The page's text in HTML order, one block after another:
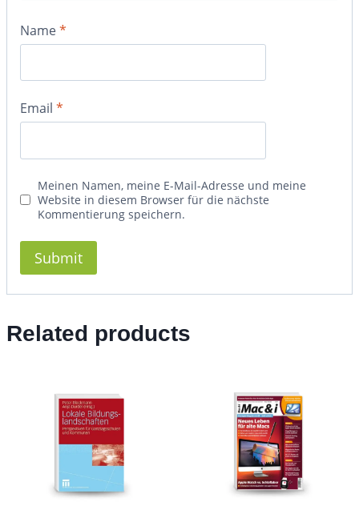
Name*
Email *
Meinen Namen, meine E-Mail-Adresse und meine
Website in diesem Browser für die nächste
Kommentierung speichern.
Related products